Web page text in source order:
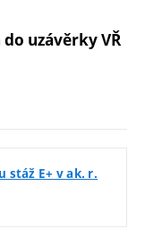
uzávěrky VŘ
stáž E+ v ak. r.